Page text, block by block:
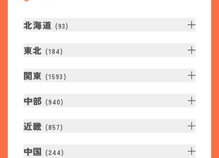
北海道 (93)
東北 (184)
関東 (1593 )
中部 (940)
近畿 (857)
中国 (244)